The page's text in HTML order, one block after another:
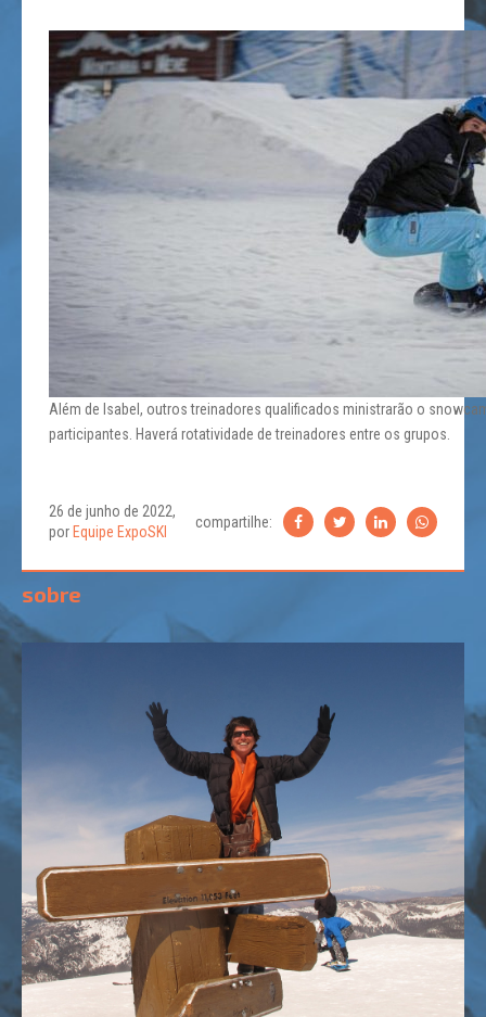
Além de Isabel, outros treinadores qualificados ministrarão o
participantes. Haverá rotatividade de treinadores entre os grupos.
26 de junho de 2022,
por Equipe ExpoSKI
compartilhe:
sobre